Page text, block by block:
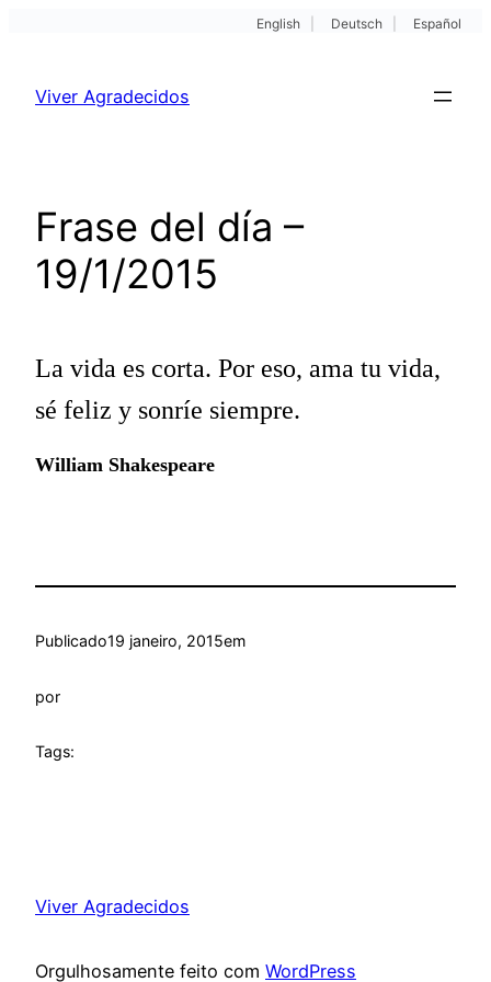
English Deutsch Español
Viver Agradecidos
Frase del día –
19/1/2015
La vida es corta. Por eso, ama tu vida,
sé feliz y sonríe siempre.
William Shakespeare
Publicado19 janeiro, 2015em
por
Tags:
Viver Agradecidos
Orgulhosamente feito com WordPress